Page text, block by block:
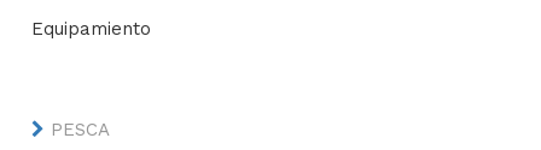
Equipamiento
PESCA